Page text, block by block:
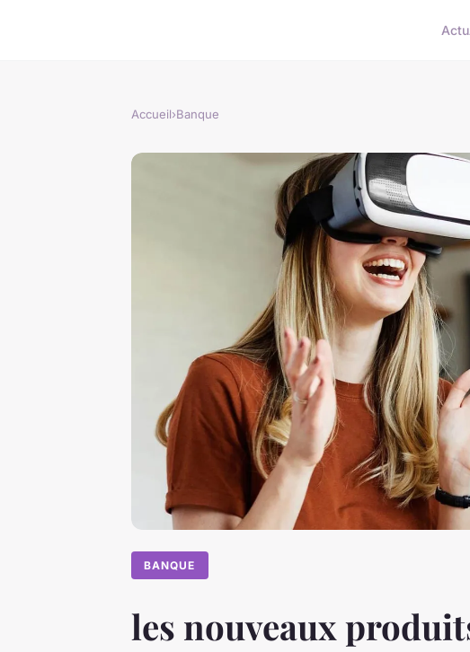
Actu
Accueil›Banque
BANQUE
les nouveaux